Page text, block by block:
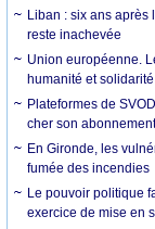
Liban : six ans après
reste inachevée
Union européenne.
humanité et
Plateformes de
cher son
En Gironde, les
fumée des incendies
Le pouvoir politique
exercice de mise en